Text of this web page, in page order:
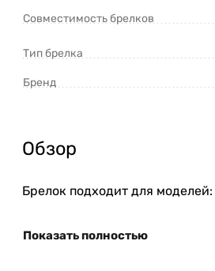
Совместимость брелков
Тип брелка
Бренд
Обзор
Брелок подходит для моделей:
Показать полностью